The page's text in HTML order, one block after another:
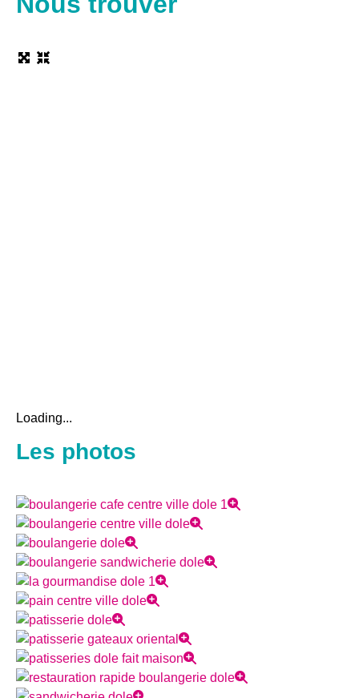
Loading...
Les photos